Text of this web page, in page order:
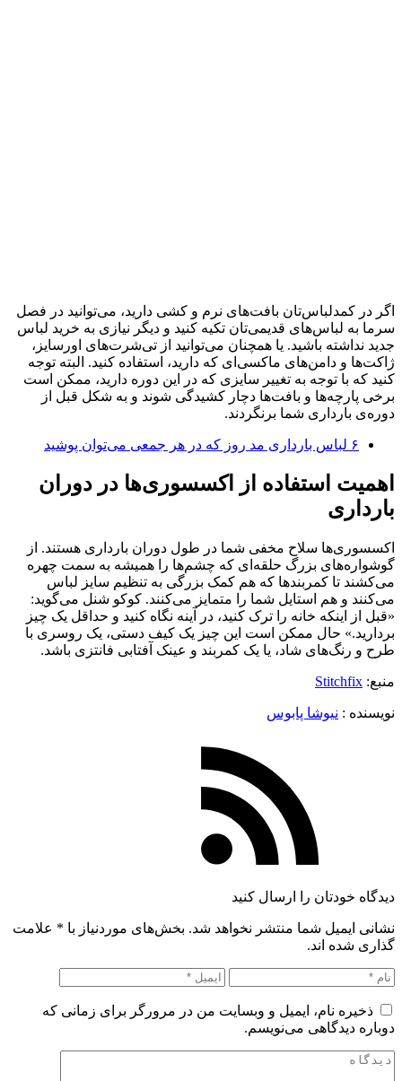
اگر در کمدلباس‌تان بافت‌های نرم و کشی دارید، می‌توانید در فصل
سرما به لباس‌های قدیمی‌تان تکیه کنید و دیگر نیازی به خرید لباس
جدید نداشته باشید. یا همچنان می‌توانید از تی‌شرت‌های اورسایز،
ژاکت‌ها و دامن‌های ماکسی‌ای که دارید، استفاده کنید. البته توجه
کنید که با توجه به تغییر سایزی که در این دوره دارید، ممکن است
برخی پارچه‌ها و بافت‌ها دچار کشیدگی شوند و به شکل قبل از
دوره‌ی بارداری شما برنگردند.
۶ لباس بارداری مد روز که در هر جمعی می‌توان پوشید
اهمیت استفاده از اکسسوری‌ها در دوران
بارداری
اکسسوری‌ها سلاح مخفی شما در طول دوران بارداری هستند. از
گوشواره‌های بزرگ حلقه‌ای که چشم‌ها را همیشه به سمت چهره
می‌کشند تا کمربندها که هم کمک بزرگی به تنظیم سایز لباس
می‌کنند و هم استایل شما را متمایز می‌کنند. کوکو شنل می‌گوید:
«قبل از اینکه خانه را ترک کنید، در آینه نگاه کنید و حداقل یک چیز
بردارید.» حال ممکن است این چیز یک کیف دستی، یک روسری با
طرح و رنگ‌های شاد، یا یک کمربند و عینک آفتابی فانتزی باشد.
منبع: Stitchfix
نویسنده :‌ نیوشا پابوس
دیدگاه خودتان را ارسال کنید
نشانی ایمیل شما منتشر نخواهد شد. بخش‌های موردنیاز با * علامت
گذاری شده اند.
ذخیره نام، ایمیل و وبسایت من در مرورگر برای زمانی که
دوباره دیدگاهی می‌نویسم.